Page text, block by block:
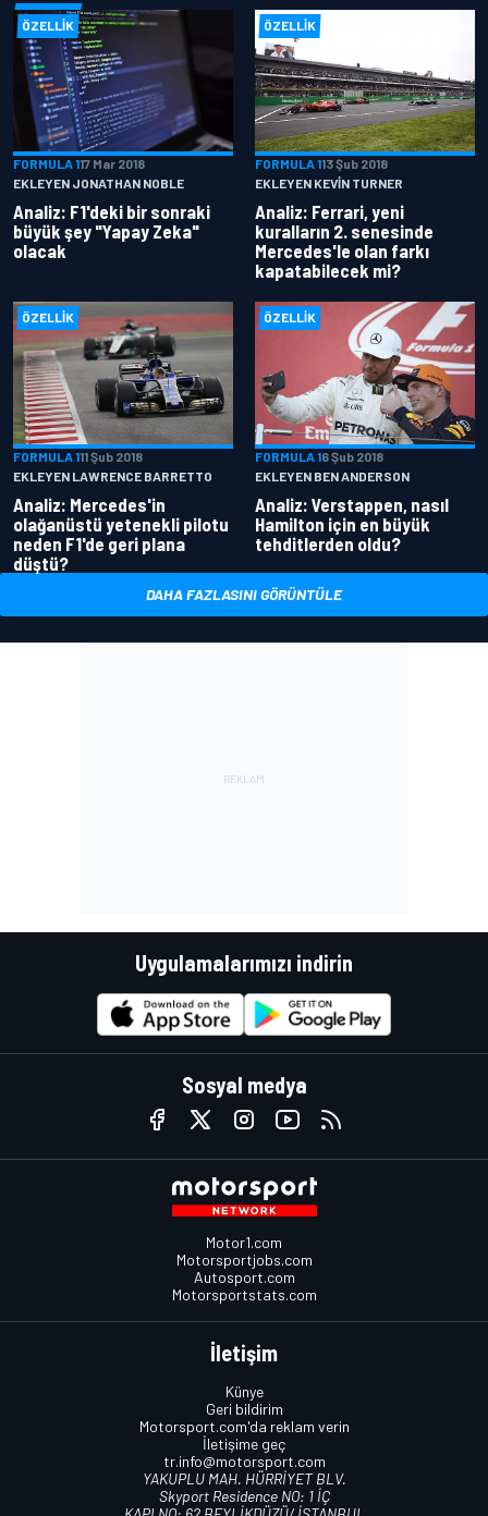
ÖZELLIK
FORMULA 117 Mar 2018
EKLEYEN JONATHAN NOBLE
Analiz: F1'deki bir sonraki
büyük şey "Yapay Zeka"
olacak
ÖZELLIK
FORMULA 113 Şub 2018
EKLEYEN KEVIN TURNER
Analiz: Ferrari, yeni
kuralların 2. senesinde
Mercedes'le olan farkı
kapatabilecek mi?
ÖZELLIK
FORMULA 111 Şub 2018
EKLEYEN LAWRENCE BARRETTO
Analiz: Mercedes'in
olağanüstü yetenekli pilotu
neden F1'de geri plana
düştü?
ÖZELLIK
FORMULA 16 Şub 2018
EKLEYEN BEN ANDERSON
Analiz: Verstappen, nasıl
Hamilton için en büyük
tehditlerden oldu?
DAHA FAZLASINI GÖRÜNTÜLE
Uygulamalarımızı indirin
Sosyal medya
Motor1.com
Motorsportjobs.com
Autosport.com
Motorsportstats.com
İletişim
Künye
Geri bildirim
Motorsport.com'da reklam verin
İletişime geç
tr.info@motorsport.com
YAKUPLU MAH. HÜRRİYET BLV.
Skyport Residence NO: 1 İÇ